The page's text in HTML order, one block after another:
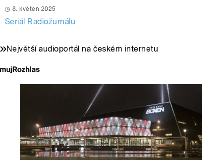
8. květen 2025
Seriál Radiožurnálu
Největší audioportál na českém internetu